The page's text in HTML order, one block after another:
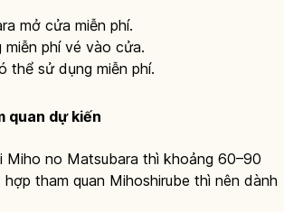
mở cửa miễn phí.
miễn phí vé vào cửa.
thể sử dụng miễn phí.
quan dự kiến
Miho no Matsubara thì khoảng 60–90
tham quan Mihoshirube thì nên dành